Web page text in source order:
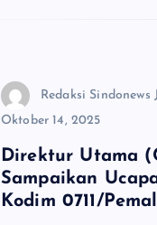
Redaksi Sindonews
Oktober 14, 2025
Direktur Utama
Sampaikan
Kodim 0711/